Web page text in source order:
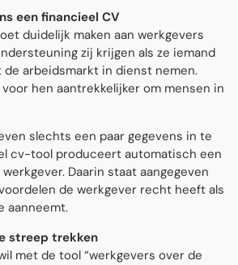
een financieel CV
duidelijk maken aan werkgevers
zij krijgen als ze iemand
arbeidsmarkt in dienst nemen.
hen aantrekkelijker om mensen in
slechts een paar gegevens in te
cv-tool produceert automatisch een
Daarin staat aangegeven
de werkgever recht heeft als
aanneemt.
streep trekken
met de tool “werkgevers over de